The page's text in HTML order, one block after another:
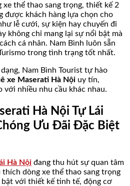
xe thể thao sang trọng, thiết kế 2
được khách hàng lựa chọn cho
lễ cưới, sự kiện hay chuyến đi
không chỉ mang lại sự nổi bật mà
cá nhân. Nam Bình luôn sẵn
trong tình trạng tốt nhất.
Nam Bình Tourist tự hào
xe Maserati Hà Nội uy tín,
với nhiều nhu cầu khác nhau.
Hà Nội Tự Lái
Ưu Đãi Đặc Biệt
Hà Nội đang thu hút sự quan tâm
thích dòng xe thể thao sang trọng
bật với thiết kế tinh tế, động cơ